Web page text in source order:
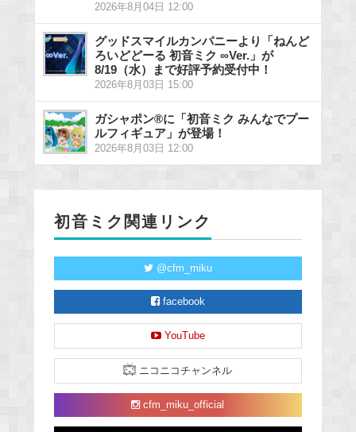
2026年8月04日 12:00
グッドスマイルカンパニーより「ねんど
ろいどどーる 初音ミク ∞Ver.」が
8/19（水）まで好評予約受付中！
2026年8月03日 15:00
ガシャポン®に「初音ミク みんなでプー
ルフィギュア」が登場！
2026年8月03日 12:00
初音ミク関連リンク
@cfm_miku
facebook
YouTube
ニコニコチャンネル
cfm_miku_official